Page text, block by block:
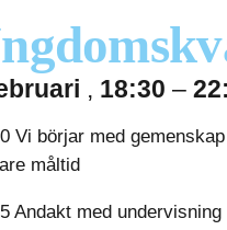
, 18:30 –
Vi börjar med
måltid
Andakt med undervisning